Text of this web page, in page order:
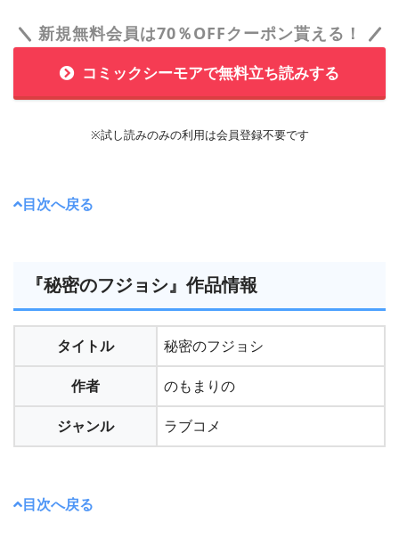
新規無料会員は70％OFFクーポン貰える！
コミックシーモアで無料立ち読みする
※試し読みのみの利用は会員登録不要です
目次へ戻る
『秘密のフジョシ』作品情報
タイトル 秘密のフジョシ
作者 のもまりの
ジャンル ラブコメ
目次へ戻る